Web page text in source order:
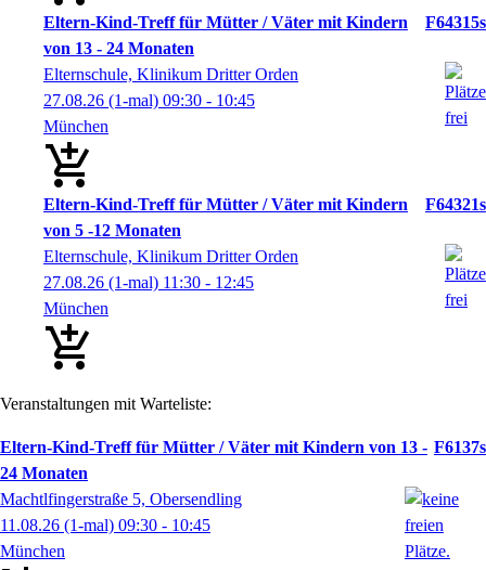
Eltern-Kind-Treff für Mütter / Väter mit Kindern
von 13 - 24 Monaten
F64315s
Elternschule, Klinikum Dritter Orden
27.08.26 (1-mal) 09:30 - 10:45
München
Eltern-Kind-Treff für Mütter / Väter mit Kindern
von 5 -12 Monaten
F64321s
Elternschule, Klinikum Dritter Orden
27.08.26 (1-mal) 11:30 - 12:45
München
Veranstaltungen mit Warteliste:
Eltern-Kind-Treff für Mütter / Väter mit Kindern von 13 -
24 Monaten
F6137s
Machtlfingerstraße 5, Obersendling
11.08.26 (1-mal) 09:30 - 10:45
München